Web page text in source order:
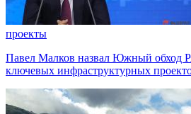
проекты
Павел Малков назвал Южный обход
ключевых инфраструктурных